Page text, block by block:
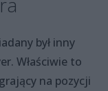
był inny
Właściwie to
na pozycji